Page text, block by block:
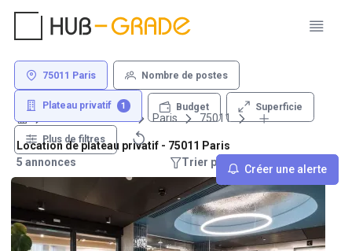
75011 Paris Nombre de postes
Plateau privatif 1 Budget Superficie
Plus de filtres
Créer une alerte
Paris 75011
Location de plateau privatif - 75011 Paris
5 annonces
Trier par : Recommandations